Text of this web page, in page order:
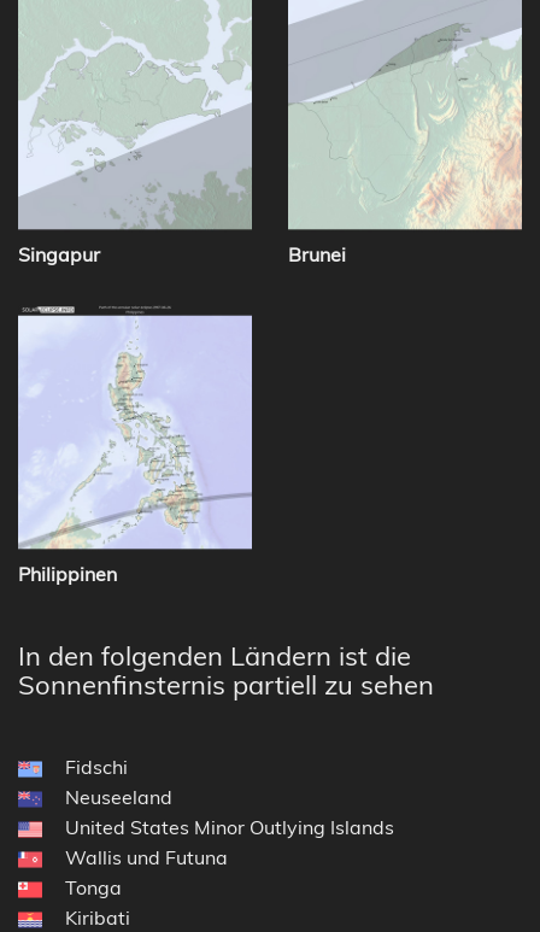
Singapur Brunei
Philippinen
In den folgenden Ländern ist die
Sonnenfinsternis partiell zu sehen
Fidschi
Neuseeland
United States Minor Outlying Islands
Wallis und Futuna
Tonga
Kiribati